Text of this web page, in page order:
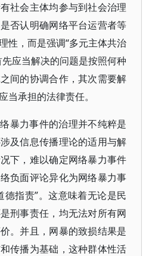
社会主体均参与到社会治理
否认明确网络平台运营者等
性，而是强调“多元主体共治
应当解决的问题是按照何种
间的协调合作，其次需要解
当承担的法律责任。
暴力事件的治理并不纯粹是
及信息传播理论的适用与解
下，难以确定网络暴力事件
负面评论异化为网络暴力事
德指责”。这意味着无论是民
刑事责任，均无法对所有网
。并且，网暴的致损结果是
传播为基础，这种群体性活